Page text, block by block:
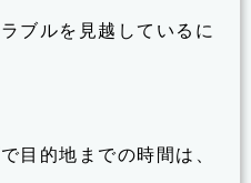
ブルを見越しているに
目的地までの時間は、